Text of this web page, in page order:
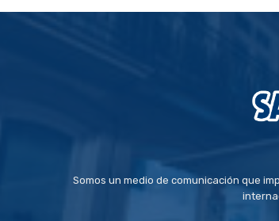
Somos un medio de comunicación que